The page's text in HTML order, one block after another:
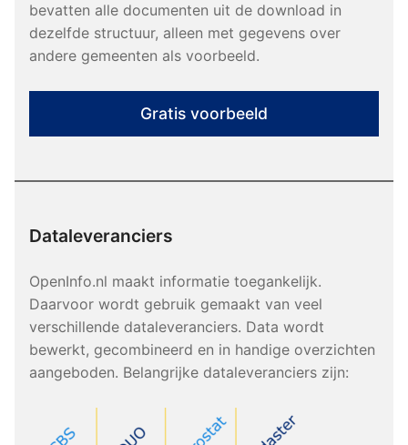
bevatten alle documenten uit de download in
dezelfde structuur, alleen met gegevens over
andere gemeenten als voorbeeld.
Gratis voorbeeld
Dataleveranciers
OpenInfo.nl maakt informatie toegankelijk.
Daarvoor wordt gebruik gemaakt van veel
verschillende dataleveranciers. Data wordt
bewerkt, gecombineerd en in handige overzichten
aangeboden. Belangrijke dataleveranciers zijn: